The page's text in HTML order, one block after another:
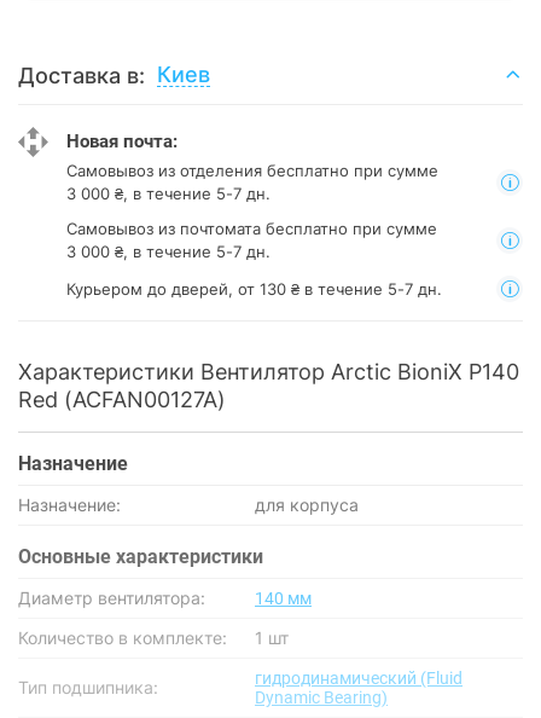
Доставка в: Киев
Новая почта:
Самовывоз из отделения бесплатно при сумме
3 000 ₴, в течение 5-7 дн.
Самовывоз из почтомата бесплатно при сумме
3 000 ₴, в течение 5-7 дн.
Курьером до дверей, от 130 ₴ в течение 5-7 дн.
Характеристики Вентилятор Arctic BioniX P140
Red (ACFAN00127A)
Назначение
Назначение: для корпуса
Основные характеристики
Диаметр вентилятора: 140 мм
Количество в комплекте: 1 шт
Тип подшипника:
гидродинамический (Fluid
Dynamic Bearing)